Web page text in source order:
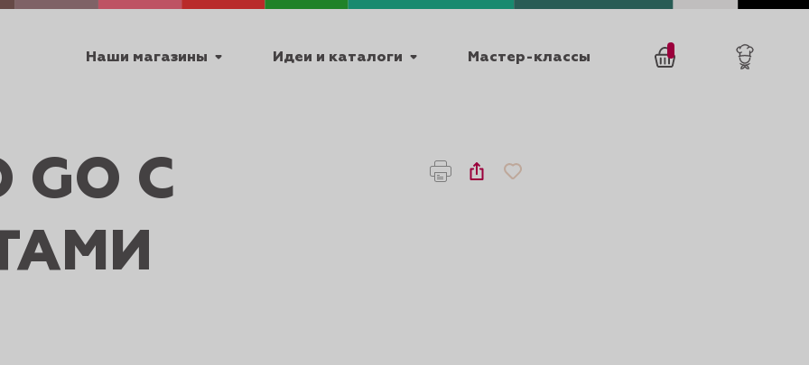
ПТ с 9:00 до 18:00
Наши магазины Идеи и каталоги
ТЕХНИЧЕСКИЕ
Мастер-классы
GO С